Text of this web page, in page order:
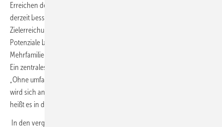
Erreichen der Klimaziele. Auch wenn der Ausbau der Solarenergie
derzeit besser als unter früheren Regierungen läuft, bleibt die
Zielerreichung bis 2030 eine erhebliche Herausforderung. Große
Potenziale bleiben ungenutzt. Insbesondere auf Dächern von
Mehrfamilienhäusern werden zu wenige neue PV-Anlagen installiert.
Ein zentrales Hemmnis stellen die Regelungen zum Mieterstrom dar.
„Ohne umfassende Reformen, die über das Solarpaket 1 hinausgehen,
wird sich an dem Nischendasein des Mieterstroms nichts ändern“,
heißt es in der Kurzstudie.
In den vergangenen Jahren gab es laut IW einige Verbesserungen,